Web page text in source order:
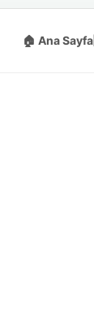
🏠 Ana Sayfa